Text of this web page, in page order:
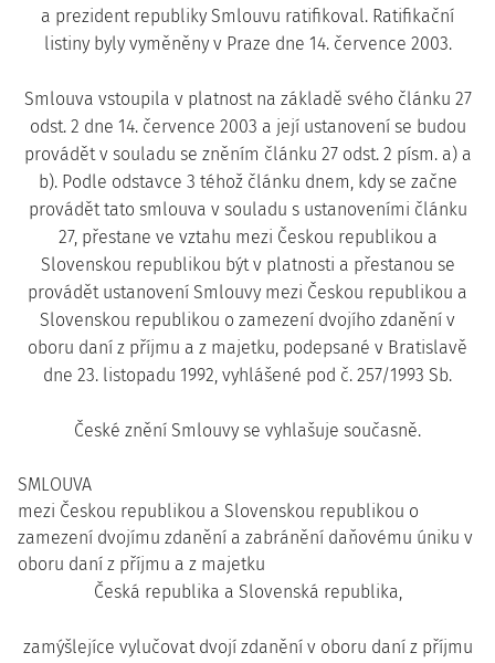
a prezident republiky Smlouvu ratifikoval. Ratifikační
listiny byly vyměněny v Praze dne 14. července 2003.
Smlouva vstoupila v platnost na základě svého článku 27
odst. 2 dne 14. července 2003 a její ustanovení se budou
provádět v souladu se zněním článku 27 odst. 2 písm. a) a
b). Podle odstavce 3 téhož článku dnem, kdy se začne
provádět tato smlouva v souladu s ustanoveními článku
27, přestane ve vztahu mezi Českou republikou a
Slovenskou republikou být v platnosti a přestanou se
provádět ustanovení Smlouvy mezi Českou republikou a
Slovenskou republikou o zamezení dvojího zdanění v
oboru daní z příjmu a z majetku, podepsané v Bratislavě
dne 23. listopadu 1992, vyhlášené pod č. 257/1993 Sb.
České znění Smlouvy se vyhlašuje současně.
SMLOUVA
mezi Českou republikou a Slovenskou republikou o
zamezení dvojímu zdanění a zabránění daňovému úniku v
oboru daní z příjmu a z majetku
Česká republika a Slovenská republika,
zamýšlejíce vylučovat dvojí zdanění v oboru daní z příjmu